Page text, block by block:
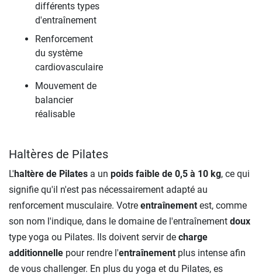
différents types
d'entraînement
Renforcement
du système
cardiovasculaire
Mouvement de
balancier
réalisable
Haltères de Pilates
L'haltère de Pilates a un poids faible de 0,5 à 10 kg, ce qui
signifie qu'il n'est pas nécessairement adapté au
renforcement musculaire. Votre entraînement est, comme
son nom l'indique, dans le domaine de l'entraînement doux
type yoga ou Pilates. Ils doivent servir de charge
additionnelle pour rendre l'entraînement plus intense afin
de vous challenger. En plus du yoga et du Pilates, es